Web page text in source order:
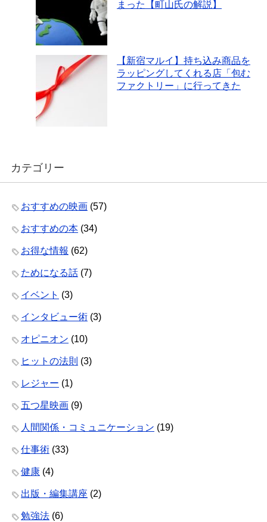
まった【町山氏の解説】
【新宿マルイ】持ち込み商品を
ラッピングしてくれる店「包む
ファクトリー」に行ってきた
カテゴリー
おすすめの映画 (57)
おすすめの本 (34)
お得な情報 (62)
ためになる話 (7)
イベント (3)
インタビュー術 (3)
オピニオン (10)
ヒットの法則 (3)
レジャー (1)
五つ星映画 (9)
人間関係・コミュニケーション (19)
仕事術 (33)
健康 (4)
出版・編集講座 (2)
勉強法 (6)